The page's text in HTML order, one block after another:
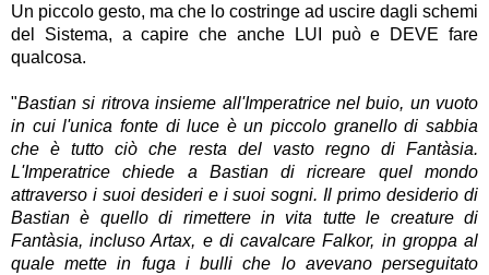
Un piccolo gesto, ma che lo costringe ad uscire dagli schemi
del Sistema, a capire che anche LUI può e DEVE fare
qualcosa.
"Bastian si ritrova insieme all'Imperatrice nel buio, un vuoto
in cui l'unica fonte di luce è un piccolo granello di sabbia
che è tutto ciò che resta del vasto regno di Fantàsia.
L'Imperatrice chiede a Bastian di ricreare quel mondo
attraverso i suoi desideri e i suoi sogni. Il primo desiderio di
Bastian è quello di rimettere in vita tutte le creature di
Fantàsia, incluso Artax, e di cavalcare Falkor, in groppa al
quale mette in fuga i bulli che lo avevano perseguitato